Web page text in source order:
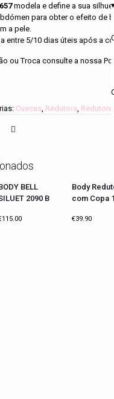
modela e define a sua
para obter o efeito de
a pele.
entre 5/10 dias úteis após a
ou Troca consulte a nossa
Cuecas, Redutora,
BELL
2090 B
115.00
Body
com Copa
€39.90